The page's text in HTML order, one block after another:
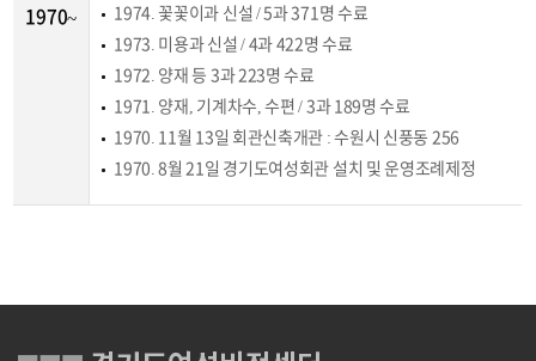
1970~
1974. 꽃꽃이과 신설 / 5과 371명 수료
1973. 미용과 신설 / 4과 422명 수료
1972. 양재 등 3과 223명 수료
1971. 양재, 기계차수, 수편 / 3과 189명 수료
1970. 11월 13일 회관신축개관 : 수원시 신풍동 256
1970. 8월 21일 경기도여성회관 설치 및 운영조례제정